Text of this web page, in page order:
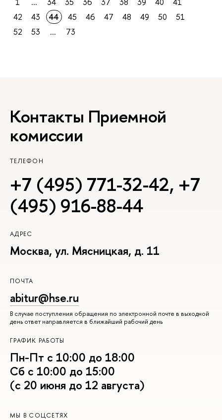
42
43 44 45 46 47 48 49 50
51
52
53 ... 73
Контакты Приемной
комиссии
ТЕЛЕФОН
+7 (495) 771-32-42, +7
(495) 916-88-44
АДРЕС
Москва, ул. Мясницкая, д. 11
ПОЧТА
abitur@hse.ru
В случае поступления обращения по электронной почте в выходной
день ответ направляется в ближайший рабочий день
ГРАФИК РАБОТЫ
Пн-Пт с 10:00 до 18:00
Сб с 10:00 до 15:00
(с 20 июня до 12 августа)
МЫ В СОЦСЕТЯХ